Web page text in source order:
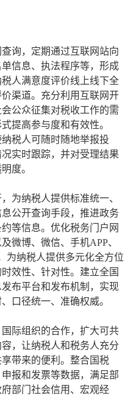
询，定期通过互联网站向
信息、执法程序等，形成
人满意度评价线上线下全
渠道。充分利用互联网开
公众征集对税收工作的需
提高参与度和有效性。
税人可随时随地举报投
实时跟踪，并对受理结果
度。
为纳税人提供标准统一、
公开查询手段，推进政务
等信息。优化税务门户网
微博、微信、手机APP、
为纳税人提供多元化全方位
效性、针对性。建立全国
布平台和发布机制，实现
口径统一、准确权威。
际组织的合作，扩大可共
，让纳税人和税务人充分
带来的便利。整合国税
报和发票等数据，满足部
部门社会信用、宏观经